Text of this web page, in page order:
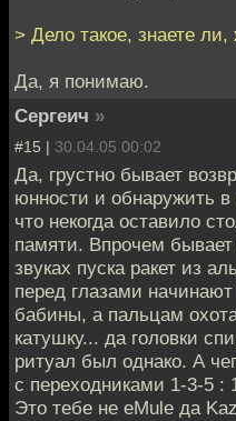
> Дело такое, знаете ли,
Да, я понимаю.
Сергеич »
#15 | 30.04.05 00:02
Да, грустно бывает
юнности и обнаружить в
что некогда оставило
памяти. Впрочем
звуках пуска ракет из
перед глазами начинают
бабины, а пальцам
катушку... да головки
ритуал был однако. А
с переходниками 1-3-5 :
Это тебе не eMule да